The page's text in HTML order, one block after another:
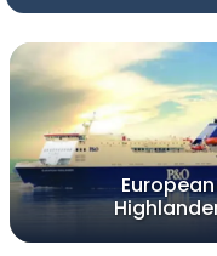
European